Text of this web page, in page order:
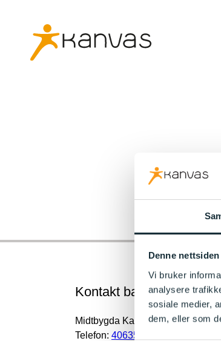
Denne
Vi bruker
analysere
sosiale medier,
dem, eller som
Kontakt barnehagen
Midtbygda Kanvas-barnehage
Telefon: 40635216